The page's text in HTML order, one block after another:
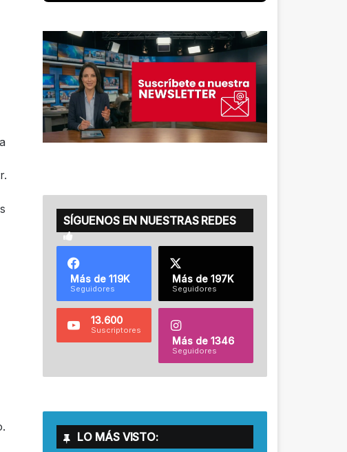
SÍGUENOS EN NUESTRAS REDES
Más de 119K
Seguidores
Más de 197K
Seguidores
13.600
Suscriptores
Más de 1346
Seguidores
LO MÁS VISTO: